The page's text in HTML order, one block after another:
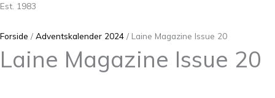
Est. 1983
Forside / Adventskalender 2024 / Laine Magazine Issue 20
Laine Magazine Issue 20